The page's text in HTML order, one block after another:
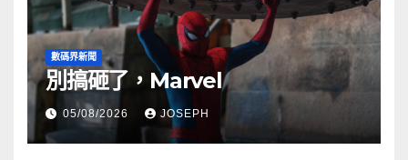
數碼界新聞
別搞砸了，Marvel
05/08/2026 JOSEPH